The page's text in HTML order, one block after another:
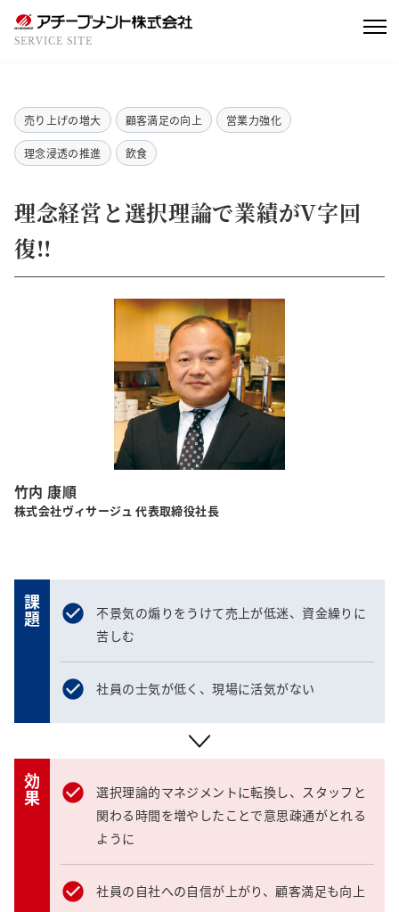
SERVICE SITE
売り上げの増大 顧客満足の向上 営業力強化
理念浸透の推進 飲食
理念経営と選択理論で業績がV字回
復!!
竹内 康順
株式会社ヴィサージュ 代表取締役社長
課題
不景気の煽りをうけて売上が低迷、資金繰りに
苦しむ
社員の士気が低く、現場に活気がない
効果
選択理論的マネジメントに転換し、スタッフと
関わる時間を増やしたことで意思疎通がとれる
ように
社員の自社への自信が上がり、顧客満足も向上